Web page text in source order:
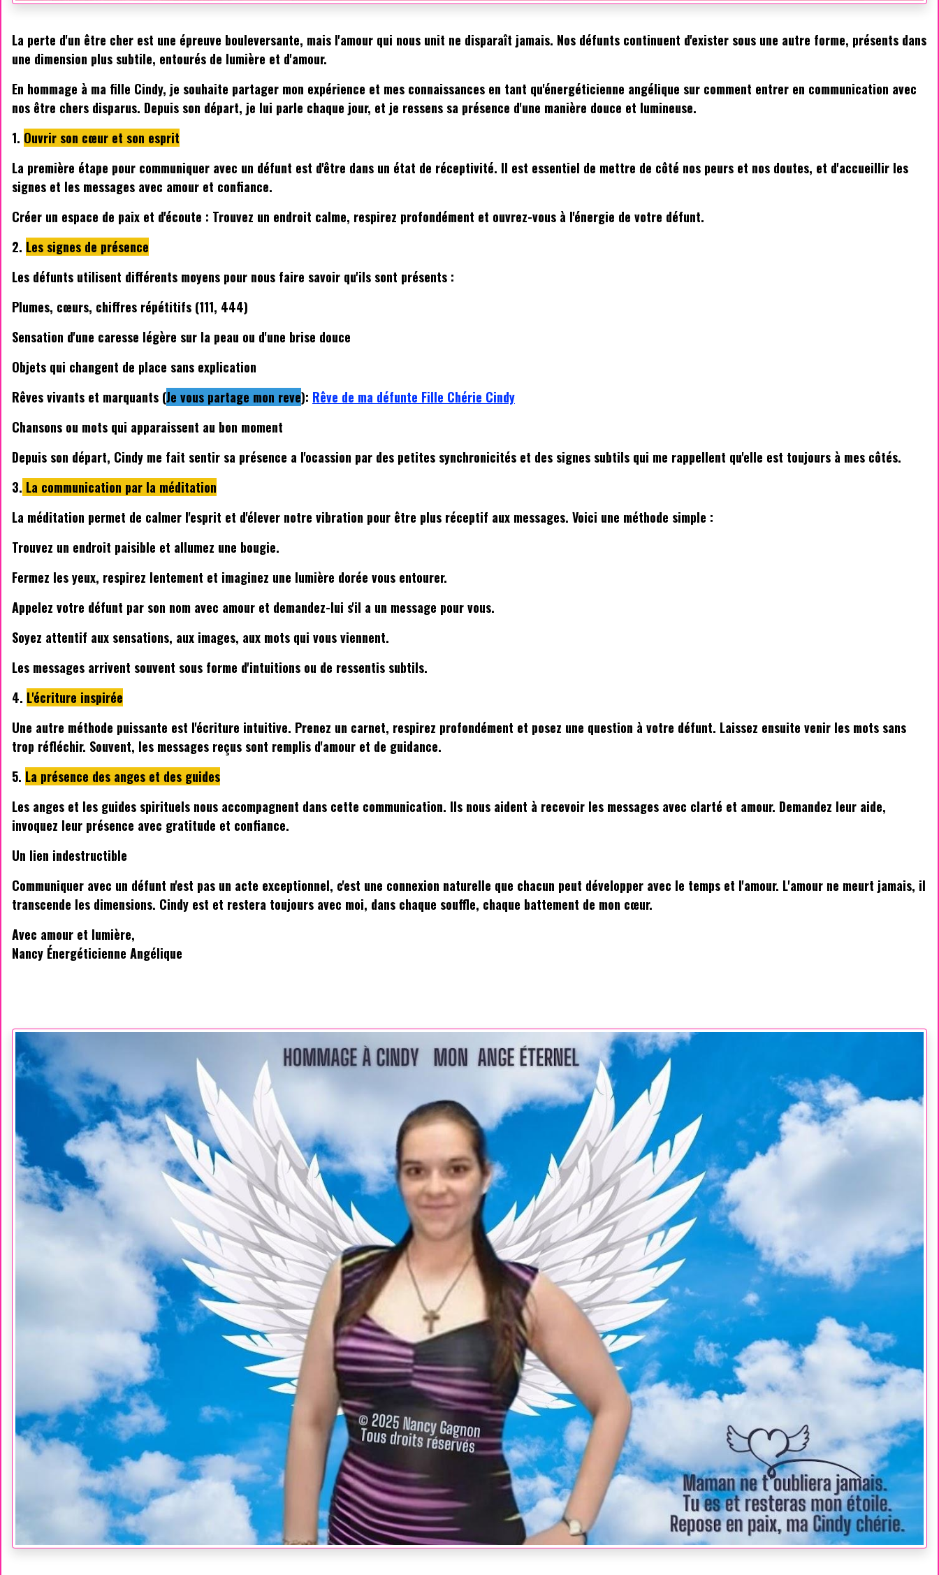
La perte d'un être cher est une épreuve bouleversante, mais l'amour qui nous unit ne disparaît jamais. Nos défunts continuent d'exister sous une autre forme, présents dans
une dimension plus subtile, entourés de lumière et d'amour.
En hommage à ma fille Cindy, je souhaite partager mon expérience et mes connaissances en tant qu'énergéticienne angélique sur comment entrer en communication avec
nos être chers disparus. Depuis son départ, je lui parle chaque jour, et je ressens sa présence d'une manière douce et lumineuse.
1. Ouvrir son cœur et son esprit
La première étape pour communiquer avec un défunt est d'être dans un état de réceptivité. Il est essentiel de mettre de côté nos peurs et nos doutes, et d'accueillir les
signes et les messages avec amour et confiance.
Créer un espace de paix et d'écoute : Trouvez un endroit calme, respirez profondément et ouvrez-vous à l'énergie de votre défunt.
2. Les signes de présence
Les défunts utilisent différents moyens pour nous faire savoir qu'ils sont présents :
Plumes, cœurs, chiffres répétitifs (111, 444)
Sensation d'une caresse légère sur la peau ou d'une brise douce
Objets qui changent de place sans explication
Rêves vivants et marquants (Je vous partage mon reve): Rêve de ma défunte Fille Chérie Cindy
Chansons ou mots qui apparaissent au bon moment
Depuis son départ, Cindy me fait sentir sa présence a l'ocassion par des petites synchronicités et des signes subtils qui me rappellent qu'elle est toujours à mes côtés.
3. La communication par la méditation
La méditation permet de calmer l'esprit et d'élever notre vibration pour être plus réceptif aux messages. Voici une méthode simple :
Trouvez un endroit paisible et allumez une bougie.
Fermez les yeux, respirez lentement et imaginez une lumière dorée vous entourer.
Appelez votre défunt par son nom avec amour et demandez-lui s'il a un message pour vous.
Soyez attentif aux sensations, aux images, aux mots qui vous viennent.
Les messages arrivent souvent sous forme d'intuitions ou de ressentis subtils.
4. L'écriture inspirée
Une autre méthode puissante est l'écriture intuitive. Prenez un carnet, respirez profondément et posez une question à votre défunt. Laissez ensuite venir les mots sans
trop réfléchir. Souvent, les messages reçus sont remplis d'amour et de guidance.
5. La présence des anges et des guides
Les anges et les guides spirituels nous accompagnent dans cette communication. Ils nous aident à recevoir les messages avec clarté et amour. Demandez leur aide,
invoquez leur présence avec gratitude et confiance.
Un lien indestructible
Communiquer avec un défunt n'est pas un acte exceptionnel, c'est une connexion naturelle que chacun peut développer avec le temps et l'amour. L'amour ne meurt jamais, il
transcende les dimensions. Cindy est et restera toujours avec moi, dans chaque souffle, chaque battement de mon cœur.
Avec amour et lumière,
Nancy Énergéticienne Angélique